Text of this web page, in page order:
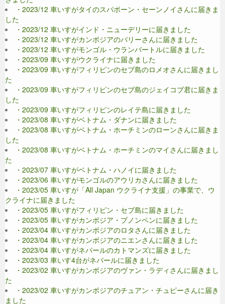
・2023/12 車いすがタイのスパポーン・セーンノイさんに届きま
した
・2023/12 車いすがインド・ニューデリーに届きました
・2023/12 車いすがカンボジアのパリーさんに届きました
・2023/12 車いすがモンゴル・ウランバートルに届きました
・2023/09 車いすがウクライナに届きました
・2023/09 車いすがフィリピンのセブ島のロメオさんに届きまし
た
・2023/09 車いすがフィリピンのセブ島のジェイコブ君に届きま
した
・2023/09 車いすがフィリピンのレイテ島に届きました
・2023/08 車いすがベトナム・ダナンに届きました
・2023/08 車いすがベトナム・ホーチミンのローンさんに届きま
した
・2023/08 車いすがベトナム・ホーチミンのマイさんに届きまし
た
・2023/07 車いすがベトナム・ハノイに届きました
・2023/06 車いすがモンゴルのアウリカさんに届きました
・2023/05 車いすが「All Japan ウクライナ支援」の事業で、ウ
クライナに届きました
・2023/05 車いすがフィリピン・セブ島に届きました
・2023/05 車いすがカンボジア・プノンペンに届きました
・2023/04 車いすがカンボジアのロタさんに届きました
・2023/04 車いすがカンボジアのニエンさんに届きました
・2023/04 車いすがネパールのカトマンズに届きました
・2023/03 車いす4台がネパールに届きました
・2023/02 車いすがカンボジアのヴァン・ラディさんに届きまし
た
・2023/02 車いすがカンボジアのチュアン・チュピーさんに届き
ました